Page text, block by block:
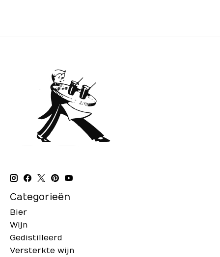
Categorieën
Bier
Wijn
Gedistilleerd
Versterkte wijn